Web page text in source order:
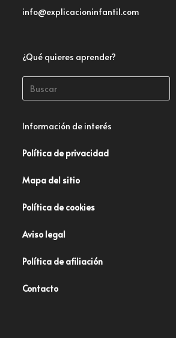
info@explicacioninfantil.com
¿Qué quieres aprender?
Información de interés
Política de privacidad
Mapa del sitio
Política de cookies
Aviso legal
Política de afiliación
Contacto